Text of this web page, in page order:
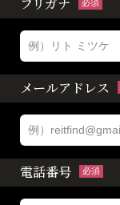
必須
メールアドレス
電話番号 必須